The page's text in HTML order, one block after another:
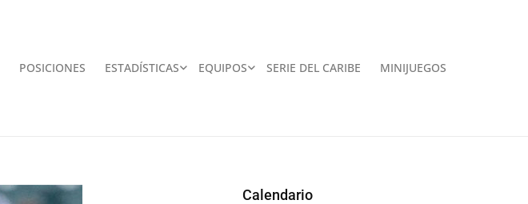
POSICIONES ESTADÍSTICAS EQUIPOS SERIE DEL CARIBE MINIJUEGOS
Calendario